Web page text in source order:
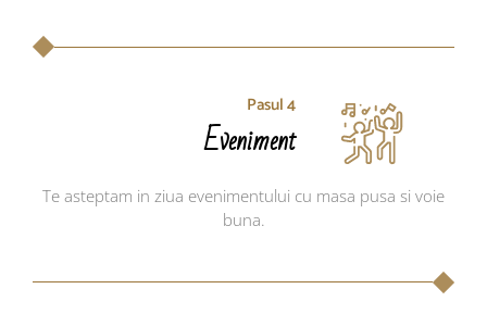
Pasul 4
Eveniment
Te asteptam in ziua evenimentului cu masa pusa si voie
buna.